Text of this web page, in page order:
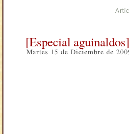
[Especial
Martes 15 de Diciembre de